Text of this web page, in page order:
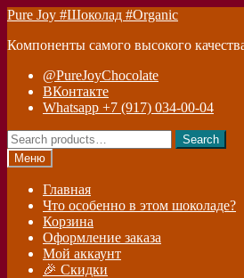
Перейти
навигации
Перейти
содержимому
Pure Joy #Шоколад #Organic
Компоненты самого высокого
@PureJoyChocolate
ВКонтакте
Whatsapp +7 (917) 034-00-04
Search
for:
Search
Меню
Главная
Что особенно в этом шоколаде?
Корзина
Оформление заказа
Мой аккаунт
🎉 Скидки